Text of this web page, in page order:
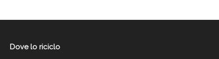
Dove lo riciclo